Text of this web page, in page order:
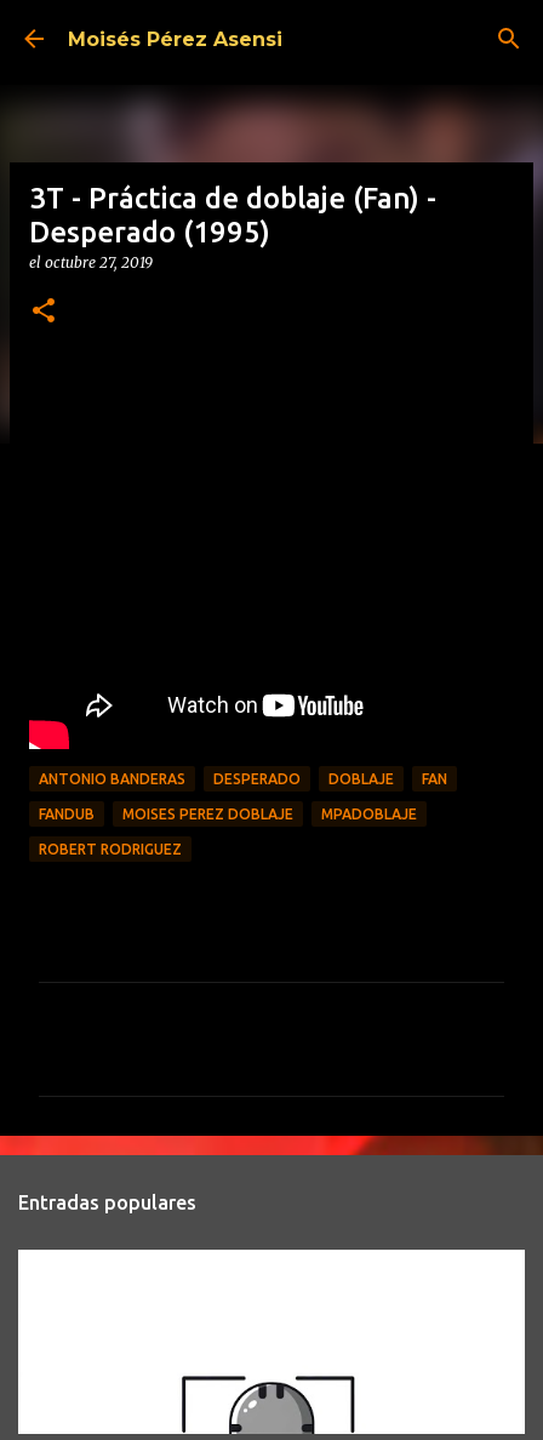
Ir al contenido principal
Moisés Pérez Asensi
3T - Práctica de doblaje (Fan) -
Desperado (1995)
el octubre 27, 2019
ANTONIO BANDERAS DESPERADO DOBLAJE FAN
FANDUB MOISES PEREZ DOBLAJE MPADOBLAJE
ROBERT RODRIGUEZ
n
t
Entradas populares